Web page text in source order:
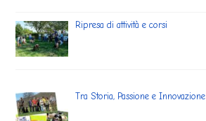
Ripresa di attività e corsi
Tra Storia, Passione e Innovazione